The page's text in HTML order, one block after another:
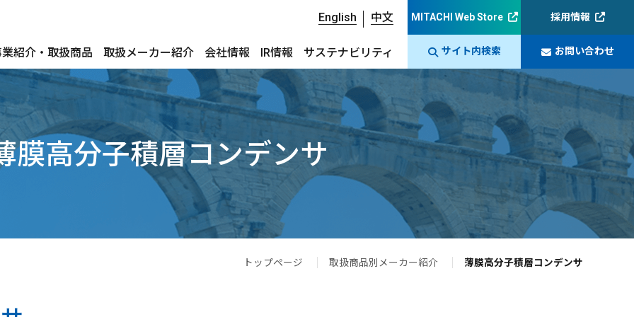
English 中文
紹介・取扱商品 取扱メーカー紹介 会社情報 IR情報 サステナビリティ
MITACHI Web Store 採用情報
サイト内検索 お問い合わせ
膜高分子積層コンデンサ
トップページ 取扱商品別メーカー紹介 薄膜高分子積層コンデンサ